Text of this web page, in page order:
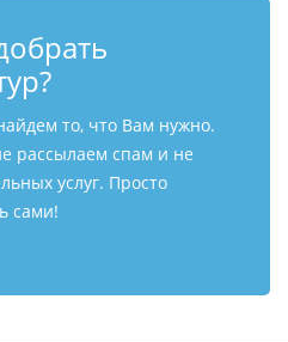
то, что Вам нужно.
рассылаем спам и не
услуг. Просто
сами!